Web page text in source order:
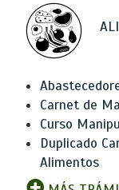
Carnet de
Curso
Duplicado
Alimentos